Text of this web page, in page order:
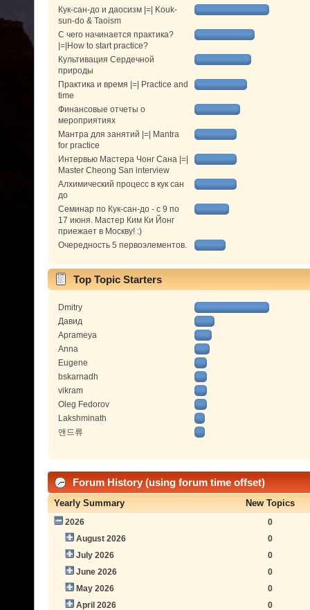
Кук-сан-до и даосизм |=| Kouk-
sun-do & Taoism
С чего начинается практика?
|=|How to start practice?
Культивация Сердечной
природы
Практика и время |=| Practice and
time
Финансовые отчеты о
мероприятиях
Мантра для занятий |=| Mantra
for practice
Интервью Мастера Чонг Сана |=|
Master Cheong San interview
Алхимический процесс в кук сан
до
Семинар по Кук-сан-до - с 9 по
17 июня. Мастер Ким Ки Йонг
приежает в Москву! :)
Очередность 5 первоэлементов.
Top Topic Starters
Dmitry
Давид
Aprameya
Anna
Eugene
bskarnadh
vikram
Oleg Fedorov
Lakshminath
앤드류
Forum History (using forum time offset)
Yearly Summary New Topics
2026
0
August 2026
0
July 2026
0
June 2026
0
May 2026
0
April 2026
0